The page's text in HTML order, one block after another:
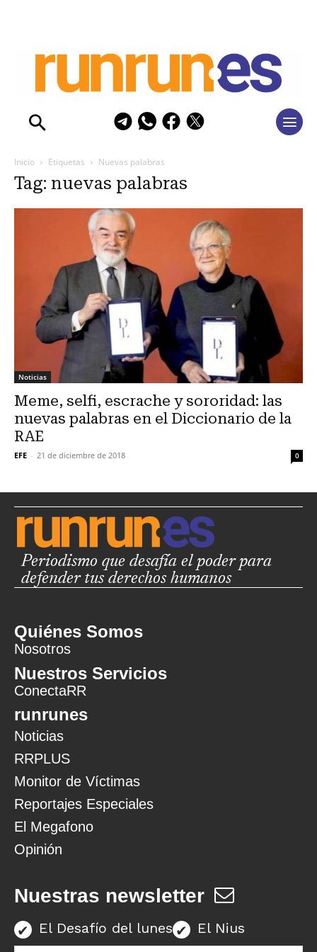
Inicio Etiquetas Nuevas palabras
Tag: nuevas palabras
Noticias
Meme, selfi, escrache y sororidad: las
nuevas palabras en el Diccionario de la
RAE
EFE - 21 de diciembre de 2018 0
Periodismo que desafía el poder para
defender tus derechos humanos
Quiénes Somos
Nosotros
Nuestros Servicios
ConectaRR
runrunes
Noticias
RRPLUS
Monitor de Víctimas
Reportajes Especiales
El Megafono
Opinión
Nuestras newsletter
El Desafío del lunes El Nius